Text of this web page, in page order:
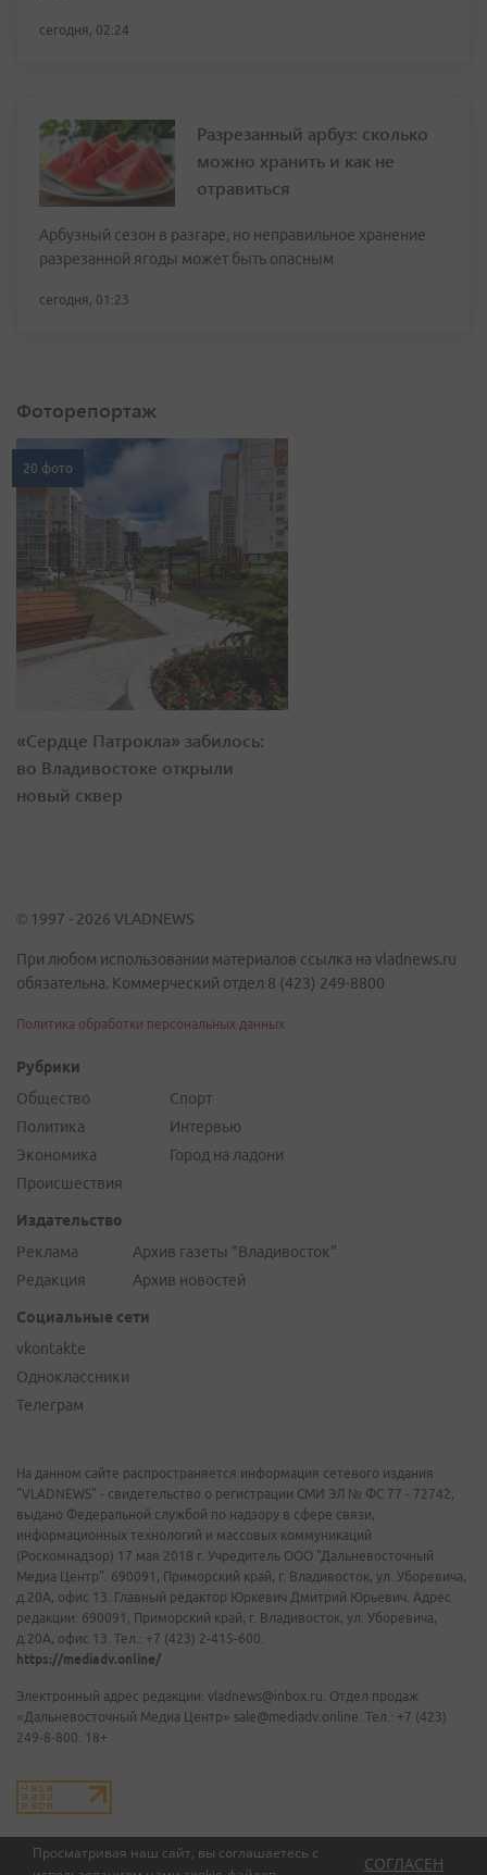
Просматривая наш сайт, вы соглашаетесь с
СОГЛАСЕН
сегодня, 02:24
Разрезанный арбуз: сколько
можно хранить и как не
отравиться
Арбузный сезон в разгаре, но неправильное хранение
разрезанной ягоды может быть опасным
сегодня, 01:23
Фоторепортаж
20 фото
«Сердце Патрокла» забилось:
во Владивостоке открыли
новый сквер
© 1997 - 2026 VLADNEWS
При любом использовании материалов ссылка на vladnews.ru
обязательна. Коммерческий отдел 8 (423) 249-8800
Политика обработки персональных данных
Рубрики
Общество
Политика
Экономика
Происшествия
Спорт
Интервью
Город на ладони
Издательство
Реклама
Редакция
Архив газеты "Владивосток"
Архив новостей
Социальные сети
vkontakte
Одноклассники
Телеграм
На данном сайте распространяется информация сетевого издания
"VLADNEWS" - свидетельство о регистрации СМИ ЭЛ № ФС 77 - 72742,
выдано Федеральной службой по надзору в сфере связи,
информационных технологий и массовых коммуникаций
(Роскомнадзор) 17 мая 2018 г. Учредитель ООО "Дальневосточный
Медиа Центр". 690091, Приморский край, г. Владивосток, ул. Уборевича,
д.20А, офис 13. Главный редактор Юркевич Дмитрий Юрьевич. Адрес
редакции: 690091, Приморский край, г. Владивосток, ул. Уборевича,
д.20А, офис 13. Тел.: +7 (423) 2-415-600.
https://mediadv.online/
Электронный адрес редакции: vladnews@inbox.ru. Отдел продаж
«Дальневосточный Медиа Центр» sale@mediadv.online. Тел.: +7 (423)
249-8-800. 18+